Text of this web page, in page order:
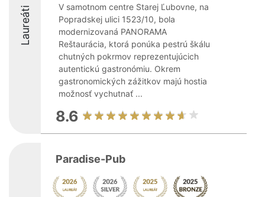
Laureáti
V samotnom centre Starej Ľubovne, na
Popradskej ulici 1523/10, bola
modernizovaná PANORAMA
Reštaurácia, ktorá ponúka pestrú škálu
chutných pokrmov reprezentujúcich
autentickú gastronómiu. Okrem
gastronomických zážitkov majú hostia
možnosť vychutnať ...
8.6
Paradise-Pub